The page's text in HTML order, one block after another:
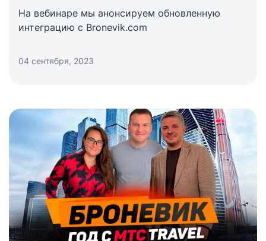
и Bnovo»
На вебинаре мы анонсируем обновленную
интеграцию с Bronevik.com
04 сентября, 2023